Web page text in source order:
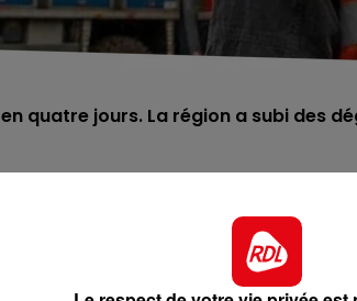
quatre jours. La région a subi des
Franklin ce dimanche soir a été
pour la 2
fois en quatre jours. La
la journée, ce qui pourrait, encore
dans tous les foyers encore